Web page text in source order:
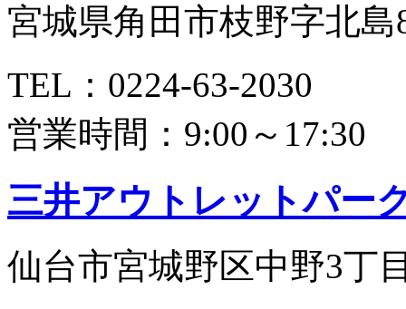
宮城県角田市枝野字北島
TEL：0224-63-2030
営業時間：9:00～17:30
三井アウトレットパー
仙台市宮城野区中野3丁